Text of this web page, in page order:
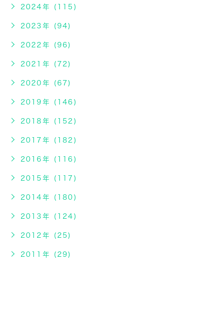
2024年 (115)
2023年 (94)
2022年 (96)
2021年 (72)
2020年 (67)
2019年 (146)
2018年 (152)
2017年 (182)
2016年 (116)
2015年 (117)
2014年 (180)
2013年 (124)
2012年 (25)
2011年 (29)